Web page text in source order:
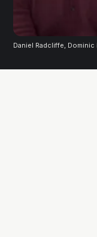
Daniel Radcliffe, Dominic